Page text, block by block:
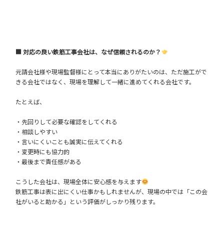
■ 対応の良い鉄筋工事会社は、なぜ信頼されるのか？
元請会社様や現場監督様にとって本当にありがたいのは、ただ施工がで
きる会社ではなく、現場を理解して一緒に進めてくれる会社です。
たとえば、
・先回りして必要な確認をしてくれる
・相談しやすい
・言いにくいことも誠実に伝えてくれる
・変更時にも協力的
・最後まで責任感がある
こうした会社は、現場全体に安心感を与えます
鉄筋工事は表に出にくい仕事かもしれませんが、現場の中では「この会
社がいると助かる」という評価がしっかり残ります。